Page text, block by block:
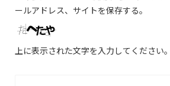
ールアドレス、サイトを保存する。
上に表示された文字を入力してください。